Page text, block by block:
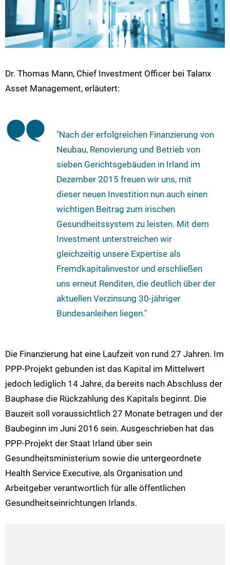
Dr. Thomas Mann, Chief Investment Officer bei Talanx
Asset Management, erläutert:
"Nach der erfolgreichen Finanzierung von
Neubau, Renovierung und Betrieb von
sieben Gerichtsgebäuden in Irland im
Dezember 2015 freuen wir uns, mit
dieser neuen Investition nun auch einen
wichtigen Beitrag zum irischen
Gesundheitssystem zu leisten. Mit dem
Investment unterstreichen wir
gleichzeitig unsere Expertise als
Fremdkapitalinvestor und erschließen
uns erneut Renditen, die deutlich über der
aktuellen Verzinsung 30-jähriger
Bundesanleihen liegen."
Die Finanzierung hat eine Laufzeit von rund 27 Jahren. Im
PPP-Projekt gebunden ist das Kapital im Mittelwert
jedoch lediglich 14 Jahre, da bereits nach Abschluss der
Bauphase die Rückzahlung des Kapitals beginnt. Die
Bauzeit soll voraussichtlich 27 Monate betragen und der
Baubeginn im Juni 2016 sein. Ausgeschrieben hat das
PPP-Projekt der Staat Irland über sein
Gesundheitsministerium sowie die untergeordnete
Health Service Executive, als Organisation und
Arbeitgeber verantwortlich für alle öffentlichen
Gesundheitseinrichtungen Irlands.